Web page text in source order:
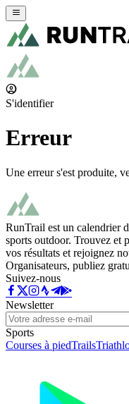
S'identifier
Erreur
Une erreur s'est produite,
RunTrail est un calendrier
sports outdoor. Trouvez et
vos résultats et rejoignez
Organisateurs, publiez
Suivez-nous
Newsletter
Sports
Courses à piedTrails